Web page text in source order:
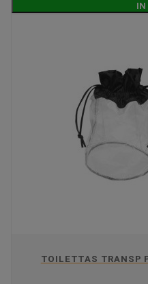
IN
TOILETTAS TRANSP